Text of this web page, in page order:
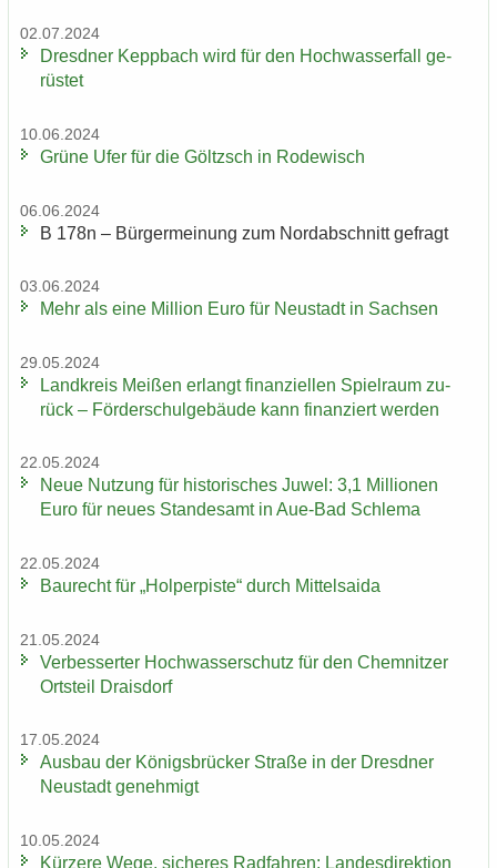
02.07.2024
Dresd­ner Kepp­bach wird für den Hoch­was­ser­fall ge­
rüs­tet
10.06.2024
Grüne Ufer für die Göltzsch in Ro­de­wisch
06.06.2024
B 178n – Bür­ger­mei­nung zum Nord­ab­schnitt ge­fragt
03.06.2024
Mehr als eine Mil­li­on Euro für Neu­stadt in Sach­sen
29.05.2024
Land­kreis Mei­ßen er­langt fi­nan­zi­el­len Spiel­raum zu­
rück – För­der­schul­ge­bäu­de kann fi­nan­ziert wer­den
22.05.2024
Neue Nut­zung für his­to­ri­sches Juwel: 3,1 Mil­lio­nen
Euro für neues Stan­des­amt in Aue-​Bad Schle­ma
22.05.2024
Bau­recht für „Hol­per­pis­te“ durch Mit­tel­sai­da
21.05.2024
Ver­bes­ser­ter Hoch­was­ser­schutz für den Chem­nit­zer
Orts­teil Drai­s­dorf
17.05.2024
Aus­bau der Kö­nigs­brü­cker Stra­ße in der Dresd­ner
Neu­stadt ge­neh­migt
10.05.2024
Kür­ze­re Wege, si­che­res Rad­fah­ren: Lan­des­di­rek­ti­on